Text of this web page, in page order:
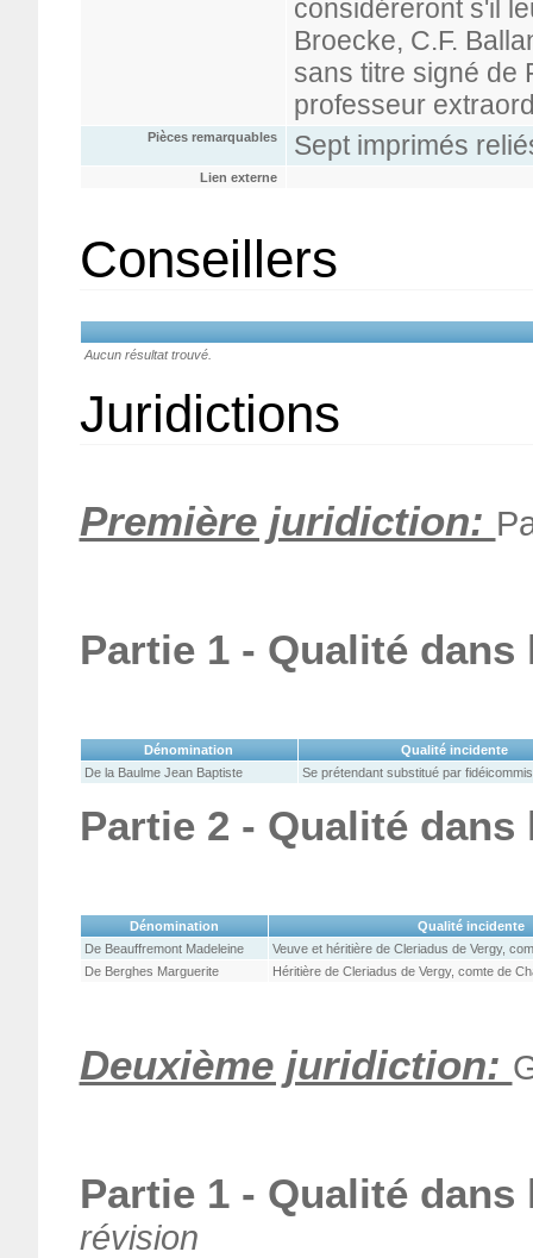
considéreront s'il
Broecke, C.F.
sans titre signé de
professeur
Pièces remarquables Sept imprimés
Lien externe
Conseillers
Aucun résultat trouvé.
Juridictions
Première juridiction:
Partie 1 - Qualité
Dénomination
Qualité incidente
De la Baulme Jean Baptiste
Se prétendant substitué par fidéicommis
Partie 2 - Qualité
Dénomination
Qualité incidente
De Beauffremont Madeleine
Veuve et héritière de Cleriadus de Vergy,
De Berghes Marguerite
Héritière de Cleriadus de Vergy, comte de
Deuxième juridiction:
Partie 1 - Qualité
révision